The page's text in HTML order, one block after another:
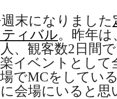
末になりました
ィバル。昨年は
、観客数2日間
イベントとして
でMCをしてい
に会場にいると思